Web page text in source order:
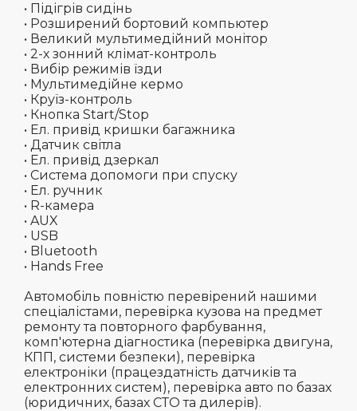
• Підігрів сидінь
• Розширений бортовий компьютер
• Великий мультимедійний монітор
• 2-х зонний клімат-контроль
• Вибір режимів їзди
• Мультимедійне кермо
• Круїз-контроль
• Кнопка Start/Stop
• Ел. привід кришки багажника
• Датчик світла
• Ел. привід дзеркал
• Система допомоги при спуску
• Ел. ручник
• R-камера
• AUX
• USB
• Bluetooth
• Hands Free
Автомобіль повністю перевірений нашими
спеціалістами, перевірка кузова на предмет
ремонту та повторного фарбування,
комп'ютерна діагностика (перевірка двигуна,
КПП, системи безпеки), перевірка
електроніки (працездатність датчиків та
електронних систем), перевірка авто по базах
(юридичних, базах СТО та дилерів).